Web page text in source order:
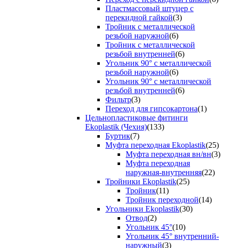
Пластмассовый штуцер с
перекидной гайкой(3)
Тройник с металлической
резьбой наружной(6)
Тройник с металлической
резьбой внутренней(6)
Угольник 90° с металлической
резьбой наружной(6)
Угольник 90° с металлической
резьбой внутренней(6)
Фильтр(3)
Переход для гипсокартона(1)
Цельнопластиковые фитинги
Ekoplastik (Чехия)(133)
Буртик(7)
Муфта переходная Ekoplastik(25)
Муфта переходная вн/вн(3)
Муфта переходная
наружная-внутренняя(22)
Тройники Ekoplastik(25)
Тройник(11)
Тройник переходной(14)
Угольники Ekoplastik(30)
Отвод(2)
Угольник 45°(10)
Угольник 45° внутренний-
наружный(3)